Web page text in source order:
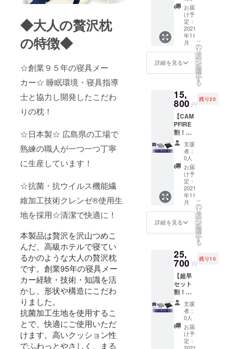
◆大人の贅沢枕
の特徴◆
☆創業９５年の寝具メー
カー☆ 睡眠環境・寝具指導
士と協力し開発したこだわ
りの枕！
☆日本製☆ 広島県の工場で
熟練の職人が一つ一つ丁寧
に生産しています！
☆抗菌・抗ウイルス機能繊
維加工技術クレンゼ®使用生
地を採用☆清潔で快適に！
本製品は贅沢を沢山つめこ
んだ、高級ホテルで寝てい
るかのような大人の贅沢枕
です。創業95年の寝具メー
カー経験・技術・知識を活
かし、形状や構造にこだわ
りました。
抗菌加工生地を使用するこ
とで、快適にご使用いただ
けます。高いクッション性
でふわっとやさしく、まる
びいた
だけま
す。
（本体
の色は
ホワイ
トのみ
です）
１個 ・
完成し
た枕×１
（一般
販売価
19,800
円） →
カバー
はス
キーグ
レー／
ジェッ
トブ
ラック
の2色か
らお好
きな色
をお選
びいた
だけま
す。
（本体
の色は
ホワイ
トのみ
です）
お届
け予
定：
2021
年11
月
詳細を見る
こ
の
リ
タ
ー
ン
を
選
択
す
る
15,
800 円
残り20
【CAM
PFIRE
割！
20％OF
F】 大
人の贅
沢枕×
１個 ・
完成し
た枕×１
（一般
販売価
格
19,800
円） →
カバー
モー
キーグ
レー／
ジェッ
トブ
ラック
の2色か
らお好
きな色
をお選
びいた
だけま
支援
者：
0人
お届
け予
定：
2021
年11
月
詳細を見る
こ
の
リ
タ
ー
ン
を
選
択
す
る
25,
700 円
残り10
【超早
セット
割！
35％OF
F】 大
人の贅
沢枕× 2
個 ・完
成した
支援
者：
0人
お届
け予
定：
2021